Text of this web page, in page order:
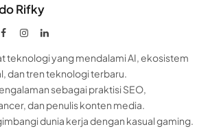
Rifky
FacebookInstagramLinkedIn
teknologi yang mendalami AI, ekosistem
dan tren teknologi terbaru.
sebagai praktisi SEO,
dan penulis konten media.
dunia kerja dengan kasual gaming.